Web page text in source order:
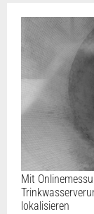
Mit
lokalisieren